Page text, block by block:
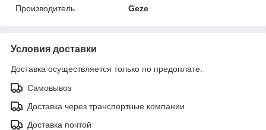
Производитель
Geze
Условия доставки
Доставка осуществляется только по предоплате.
Самовывоз
Доставка через транспортные компании
Доставка почтой